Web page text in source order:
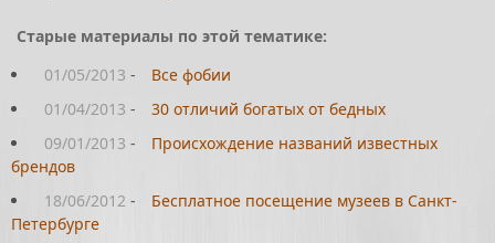
Старые материалы по этой тематике:
01/05/2013 -
Все фобии
01/04/2013 -
30 отличий богатых от бедных
09/01/2013 -
Происхождение названий известных
брендов
18/06/2012 -
Бесплатное посещение музеев в Санкт-
Петербурге